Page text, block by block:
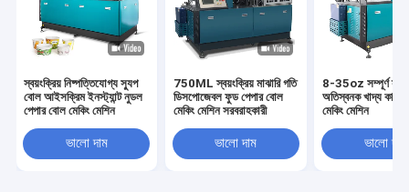
স্বয়ংক্রিয় নিষ্পত্তিযোগ্য স্যুপ
বোল আইসক্রিম ইনস্ট্যান্ট নুডল
পেপার বোল মেকিং মেশিন
ভালো দাম
750ML স্বয়ংক্রিয় মাঝারি গতি
ডিসপোজেবল ফুড পেপার বোল
মেকিং মেশিন সরবরাহকারী
ভালো দাম
8-35oz সম্পূর্ণ
অতিস্বনক খাদ্য
মেকিং মেশিন
ভালো দাম